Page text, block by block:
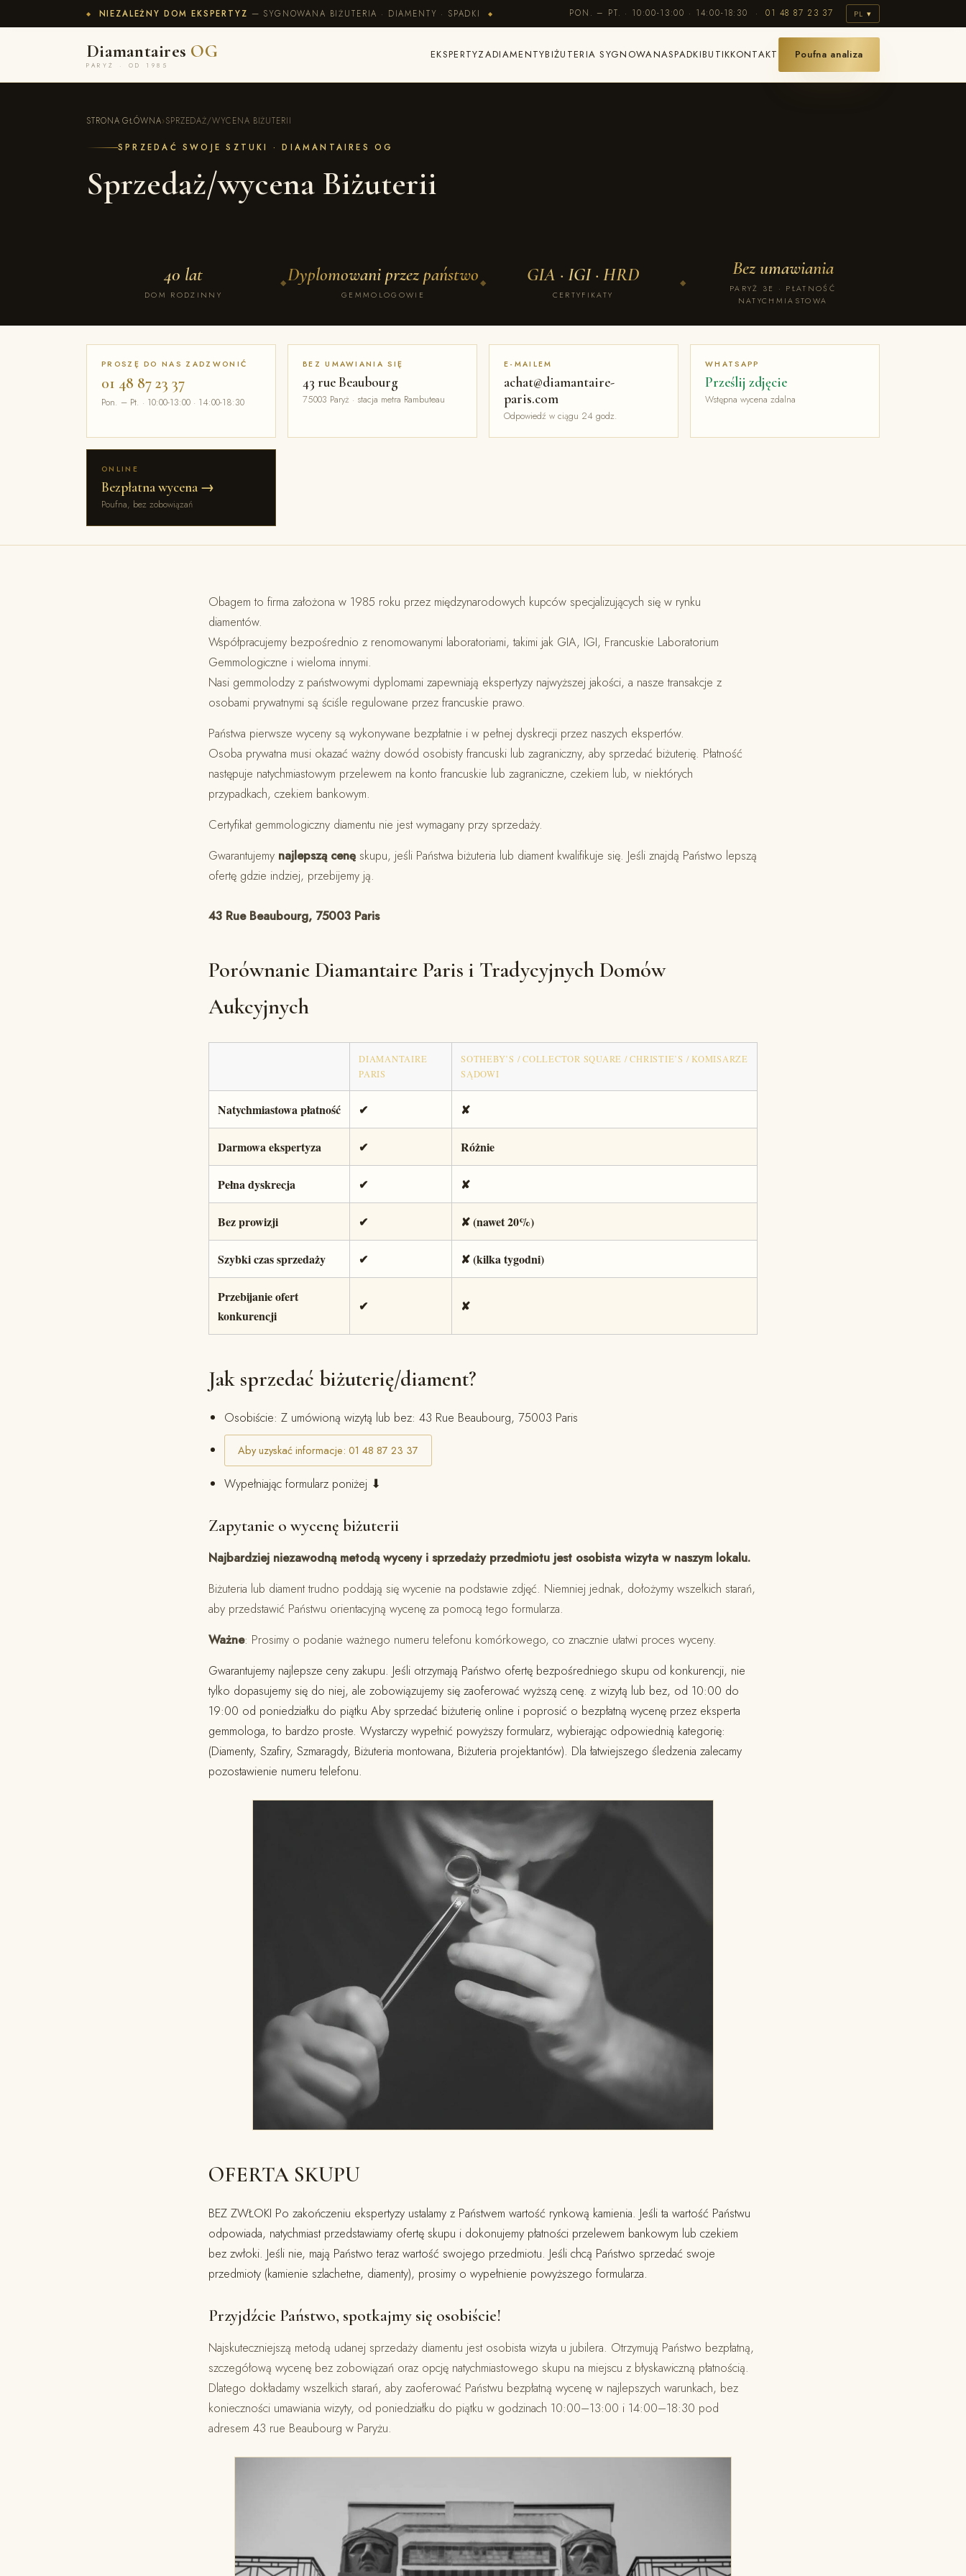
◆ NIEZALEŻNY DOM EKSPERTYZ — SYGNOWANA BIŻUTERIA · DIAMENTY · SPADKI ◆ PON. – PT. · 10:00-13:00 · 14:00-18:30 ·01 48 87 23 37 PL ▾
Diamantaires OG
PARYŻ · OD 1985
EKSPERTYZADIAMENTYBIŻUTERIA SYGNOWANASPADKIBUTIKKONTAKT Poufna analiza
STRONA GŁÓWNA›SPRZEDAŻ/WYCENA BIŻUTERII
SPRZEDAĆ SWOJE SZTUKI · DIAMANTAIRES OG
Sprzedaż/wycena Biżuterii
40 lat
DOM RODZINNY
◆Dyplomowani przez państwo
GEMMOLOGOWIE
◆ GIA · IGI · HRD
CERTYFIKATY
◆
Bez umawiania
PARYŻ 3E · PŁATNOŚĆ
NATYCHMIASTOWA
PROSZĘ DO NAS ZADZWONIĆ
01 48 87 23 37
Pon. – Pt. · 10:00-13:00 · 14:00-18:30
BEZ UMAWIANIA SIĘ
43 rue Beaubourg
75003 Paryż · stacja metra Rambuteau
E-MAILEM
achat@diamantaire-
paris.com
Odpowiedź w ciągu 24 godz.
WHATSAPP
Prześlij zdjęcie
Wstępna wycena zdalna
ONLINE
Bezpłatna wycena →
Poufna, bez zobowiązań
Obagem to firma założona w 1985 roku przez międzynarodowych kupców specjalizujących się w rynku
diamentów.
Współpracujemy bezpośrednio z renomowanymi laboratoriami, takimi jak GIA, IGI, Francuskie Laboratorium
Gemmologiczne i wieloma innymi.
Nasi gemmolodzy z państwowymi dyplomami zapewniają ekspertyzy najwyższej jakości, a nasze transakcje z
osobami prywatnymi są ściśle regulowane przez francuskie prawo.
Państwa pierwsze wyceny są wykonywane bezpłatnie i w pełnej dyskrecji przez naszych ekspertów.
Osoba prywatna musi okazać ważny dowód osobisty francuski lub zagraniczny, aby sprzedać biżuterię. Płatność
następuje natychmiastowym przelewem na konto francuskie lub zagraniczne, czekiem lub, w niektórych
przypadkach, czekiem bankowym.
Certyfikat gemmologiczny diamentu nie jest wymagany przy sprzedaży.
Gwarantujemy najlepszą cenęskupu, jeśli Państwa biżuteria lub diament kwalifikuje się. Jeśli znajdą Państwo lepszą
ofertę gdzie indziej, przebijemy ją.
43 Rue Beaubourg, 75003 Paris
Porównanie Diamantaire Paris i Tradycyjnych Domów
Aukcyjnych
DIAMANTAIRE
PARIS
SOTHEBY’S / COLLECTOR SQUARE / CHRISTIE’S / KOMISARZE
SĄDOWI
Natychmiastowa płatność ✔ ✘
Darmowa ekspertyza ✔ Różnie
Pełna dyskrecja ✔ ✘
Bez prowizji ✔ ✘ (nawet 20%)
Szybki czas sprzedaży ✔ ✘ (kilka tygodni)
Przebijanie ofert
konkurencji
✔ ✘
Jak sprzedać biżuterię/diament?
Osobiście: Z umówioną wizytą lub bez: 43 Rue Beaubourg, 75003 Paris
Aby uzyskać informacje: 01 48 87 23 37
Wypełniając formularz poniżej ⬇
Zapytanie o wycenę biżuterii
Najbardziej niezawodną metodą wyceny i sprzedaży przedmiotu jest osobista wizyta w naszym lokalu.
Biżuteria lub diament trudno poddają się wycenie na podstawie zdjęć. Niemniej jednak, dołożymy wszelkich starań,
aby przedstawić Państwu orientacyjną wycenę za pomocą tego formularza.
Ważne: Prosimy o podanie ważnego numeru telefonu komórkowego, co znacznie ułatwi proces wyceny.
Gwarantujemy najlepsze ceny zakupu. Jeśli otrzymają Państwo ofertę bezpośredniego skupu od konkurencji, nie
tylko dopasujemy się do niej, ale zobowiązujemy się zaoferować wyższą cenę. z wizytą lub bez, od 10:00 do
19:00 od poniedziałku do piątku Aby sprzedać biżuterię online i poprosić o bezpłatną wycenę przez eksperta
gemmologa, to bardzo proste. Wystarczy wypełnić powyższy formularz, wybierając odpowiednią kategorię:
(Diamenty, Szafiry, Szmaragdy, Biżuteria montowana, Biżuteria projektantów). Dla łatwiejszego śledzenia zalecamy
pozostawienie numeru telefonu.
OFERTA SKUPU
BEZ ZWŁOKI Po zakończeniu ekspertyzy ustalamy z Państwem wartość rynkową kamienia. Jeśli ta wartość Państwu
odpowiada, natychmiast przedstawiamy ofertę skupu i dokonujemy płatności przelewem bankowym lub czekiem
bez zwłoki. Jeśli nie, mają Państwo teraz wartość swojego przedmiotu. Jeśli chcą Państwo sprzedać swoje
przedmioty (kamienie szlachetne, diamenty), prosimy o wypełnienie powyższego formularza.
Przyjdźcie Państwo, spotkajmy się osobiście!
Najskuteczniejszą metodą udanej sprzedaży diamentu jest osobista wizyta u jubilera. Otrzymują Państwo bezpłatną,
szczegółową wycenę bez zobowiązań oraz opcję natychmiastowego skupu na miejscu z błyskawiczną płatnością.
Dlatego dokładamy wszelkich starań, aby zaoferować Państwu bezpłatną wycenę w najlepszych warunkach, bez
konieczności umawiania wizyty, od poniedziałku do piątku w godzinach 10:00–13:00 i 14:00–18:30 pod
adresem 43 rue Beaubourg w Paryżu.